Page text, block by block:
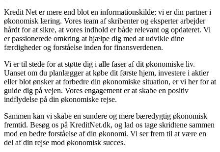
Kredit Net er mere end blot en informationskilde; vi er din partner i
økonomisk læring. Vores team af skribenter og eksperter arbejder
hårdt for at sikre, at vores indhold er både relevant og opdateret. Vi
er passionerede omkring at hjælpe dig med at udvikle dine
færdigheder og forståelse inden for finansverdenen.
Vi er til stede for at støtte dig i alle faser af dit økonomiske liv.
Uanset om du planlægger at købe dit første hjem, investere i aktier
eller blot ønsker at forbedre din økonomiske situation, er vi her for at
guide dig på vejen. Vores engagement er at skabe en positiv
indflydelse på din økonomiske rejse.
Sammen kan vi skabe en sundere og mere bæredygtig økonomisk
fremtid. Besøg os på KreditNet.dk, og lad os tage skridtene sammen
mod en bedre forståelse af din økonomi. Vi ser frem til at være en
del af din rejse mod økonomisk succes.